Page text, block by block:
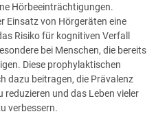
Hörbeeinträchtigungen.
Einsatz von Hörgeräten eine
Risiko für kognitiven Verfall
bei Menschen, die bereits
Diese prophylaktischen
dazu beitragen, die Prävalenz
reduzieren und das Leben vieler
verbessern.